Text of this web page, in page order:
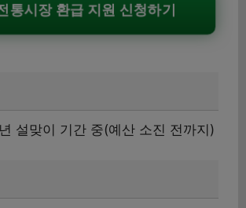
통시장 환급 지원 신청하기
설맞이 기간 중(예산 소진 전까지)